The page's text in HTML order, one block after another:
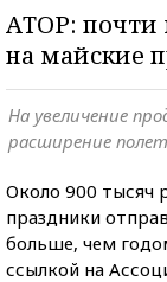
АТОР: почти
на майские
На увеличение
расширение
Около 900 тысяч
праздники
больше, чем
ссылкой на